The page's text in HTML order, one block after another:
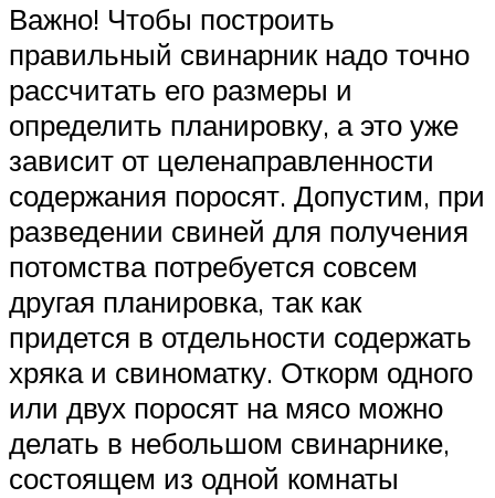
Важно! Чтобы построить
правильный свинарник надо точно
рассчитать его размеры и
определить планировку, а это уже
зависит от целенаправленности
содержания поросят. Допустим, при
разведении свиней для получения
потомства потребуется совсем
другая планировка, так как
придется в отдельности содержать
хряка и свиноматку. Откорм одного
или двух поросят на мясо можно
делать в небольшом свинарнике,
состоящем из одной комнаты